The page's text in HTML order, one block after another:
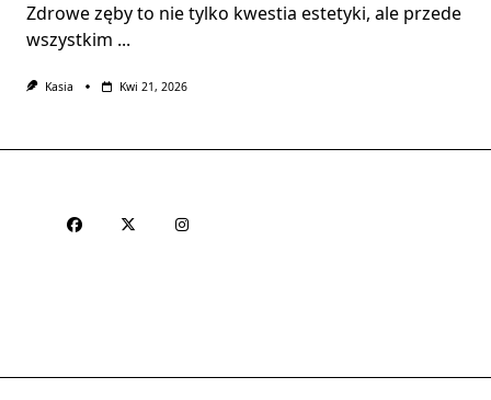
Zdrowe zęby to nie tylko kwestia estetyki, ale przede
wszystkim ...
Kasia Kwi 21, 2026